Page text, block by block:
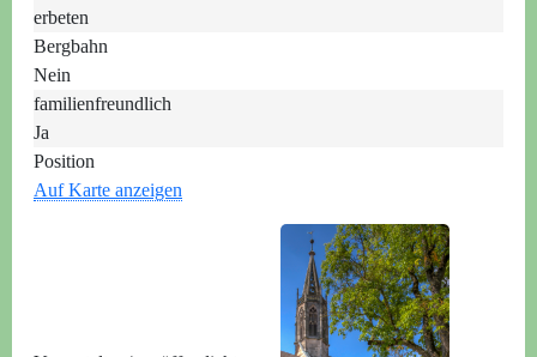
erbeten
Bergbahn
Nein
familienfreundlich
Ja
Position
Auf Karte anzeigen